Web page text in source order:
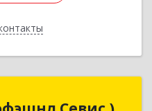
Севис )